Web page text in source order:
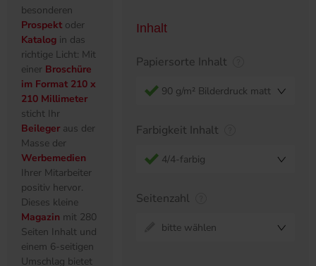
besonderen
Prospekt oder
Katalog in das
richtige Licht: Mit
einer Broschüre
im Format 210 x
210 Millimeter
sticht Ihr
Beileger aus der
Masse der
Werbemedien
Ihrer Mitarbeiter
positiv hervor.
Dieses kleine
Magazin mit 280
Seiten Inhalt und
einem 6-seitigen
Umschlag bietet
Inhalt
Papiersorte Inhalt
90 g/m² Bilderdruck matt
Farbigkeit Inhalt
4/4-farbig
Seitenzahl
bitte wählen